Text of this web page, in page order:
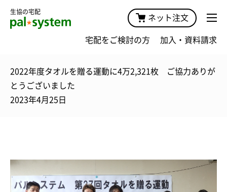
生協の宅配
ネット注文
宅配をご検討の方 加入・資料請求
2022年度タオルを贈る運動に4万2,321枚 ご協力ありが
とうございました
2023年4月25日